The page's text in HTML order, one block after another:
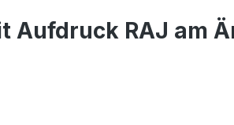
Aufdruck RAJ am